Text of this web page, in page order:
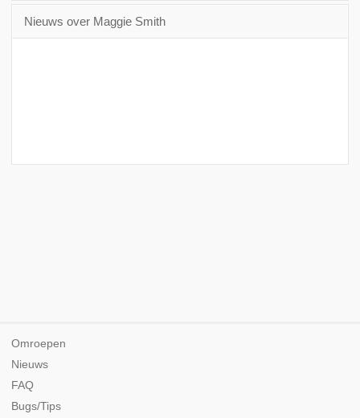
Nieuws over Maggie Smith
Omroepen
Nieuws
FAQ
Bugs/Tips